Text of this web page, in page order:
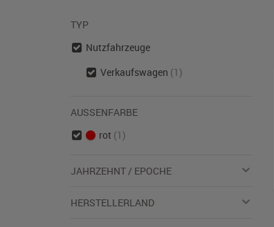
TYP
Nutzfahrzeuge
Verkaufswagen (1)
AUSSENFARBE
rot (1)
JAHRZEHNT / EPOCHE
HERSTELLERLAND